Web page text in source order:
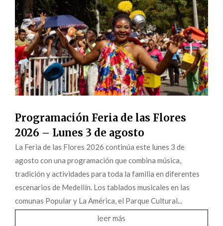
Programación Feria de las Flores
2026 – Lunes 3 de agosto
La Feria de las Flores 2026 continúa este lunes 3 de
agosto con una programación que combina música,
tradición y actividades para toda la familia en diferentes
escenarios de Medellín. Los tablados musicales en las
comunas Popular y La América, el Parque Cultural...
leer más